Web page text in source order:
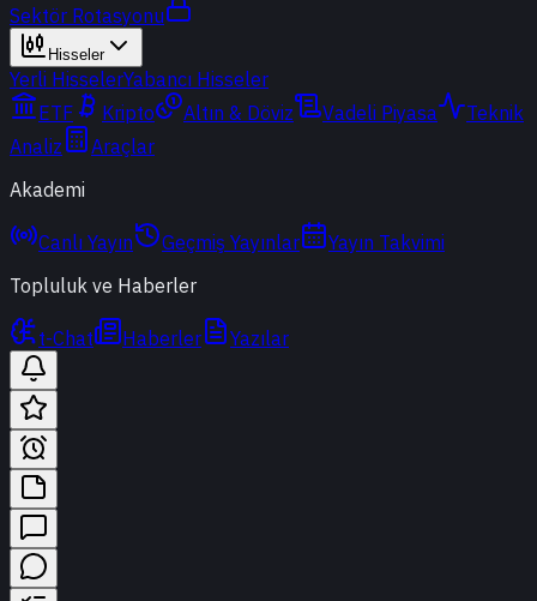
Sektör Rotasyonu
Hisseler
Yerli HisselerYabancı Hisseler
ETF
Kripto Altın & Döviz Vadeli Piyasa
Teknik
Analiz
Araçlar
Akademi
Canlı Yayın Geçmiş Yayınlar
Yayın Takvimi
Topluluk ve Haberler
t-Chat Haberler Yazılar